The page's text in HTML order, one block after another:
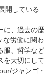
開している
に、過去の歴
な労働に関わ
服、哲学など
を大切にして
ジャンゴ・